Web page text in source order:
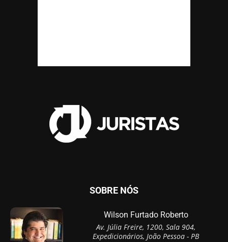
SOBRE NÓS
Wilson Furtado Roberto
Av. Júlia Freire, 1200, Sala 904,
Expedicionários, João Pessoa - PB